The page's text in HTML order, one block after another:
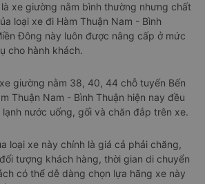
xe giường nằm bình thường nhưng chất
loại xe đi Hàm Thuận Nam - Bình
Đông này luôn được nâng cấp ở mức
cho hành khách.
giường nằm 38, 40, 44 chỗ tuyến Bến
Thuận Nam - Bình Thuận hiện nay đều
nước uống, gối và chăn đắp trên xe.
loại xe này chính là giá cả phải chăng,
tượng khách hàng, thời gian di chuyển
có thể dễ dàng chọn lựa hãng xe này